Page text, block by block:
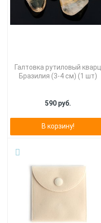
Галтовка рутиловый кварц
Бразилия (3-4 см) (1 шт)
590 руб.
В корзину!